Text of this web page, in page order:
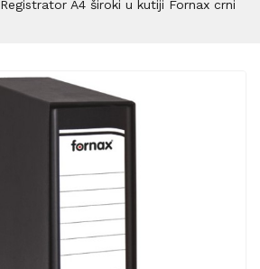
Registrator A4 široki u kutiji Fornax crni